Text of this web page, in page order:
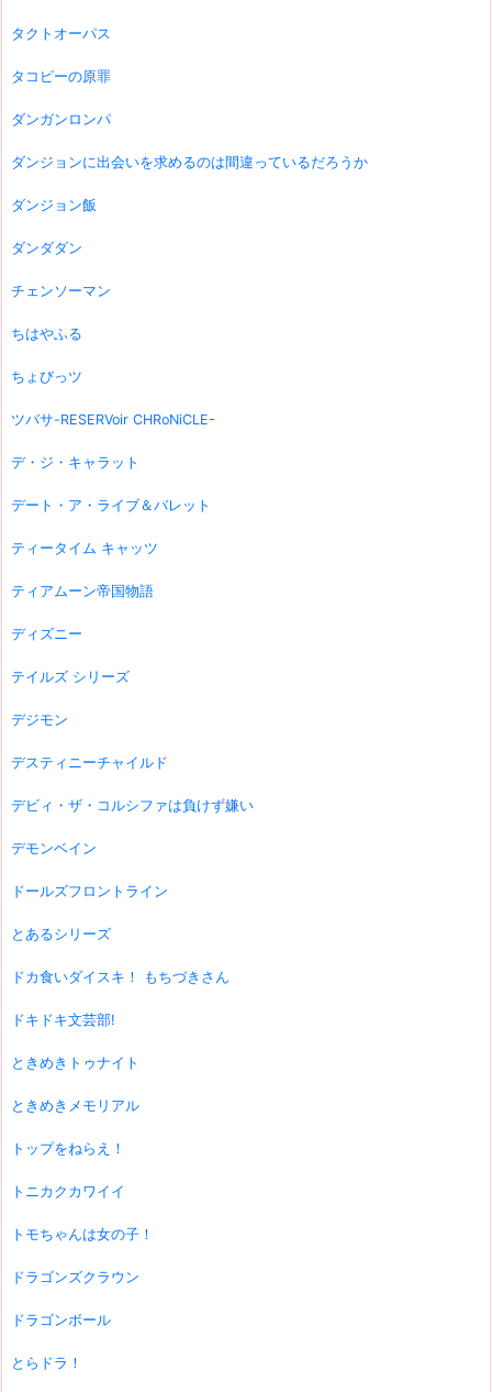
タクトオーパス
タコピーの原罪
ダンガンロンパ
ダンジョンに出会いを求めるのは間違っているだろうか
ダンジョン飯
ダンダダン
チェンソーマン
ちはやふる
ちょびっツ
ツバサ-RESERVoir CHRoNiCLE-
デ・ジ・キャラット
デート・ア・ライブ＆バレット
ティータイム キャッツ
ティアムーン帝国物語
ディズニー
テイルズ シリーズ
デジモン
デスティニーチャイルド
デビィ・ザ・コルシファは負けず嫌い
デモンベイン
ドールズフロントライン
とあるシリーズ
ドカ食いダイスキ！ もちづきさん
ドキドキ文芸部!
ときめきトゥナイト
ときめきメモリアル
トップをねらえ！
トニカクカワイイ
トモちゃんは女の子！
ドラゴンズクラウン
ドラゴンボール
とらドラ！